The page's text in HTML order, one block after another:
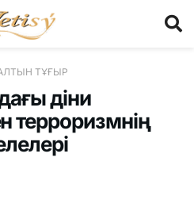
ТҰҒЫР
діни
терроризмнің